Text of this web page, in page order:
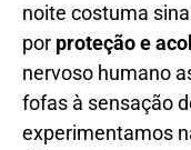
noite costuma
por proteção e
nervoso humano
fofas à sensação
experimentamos